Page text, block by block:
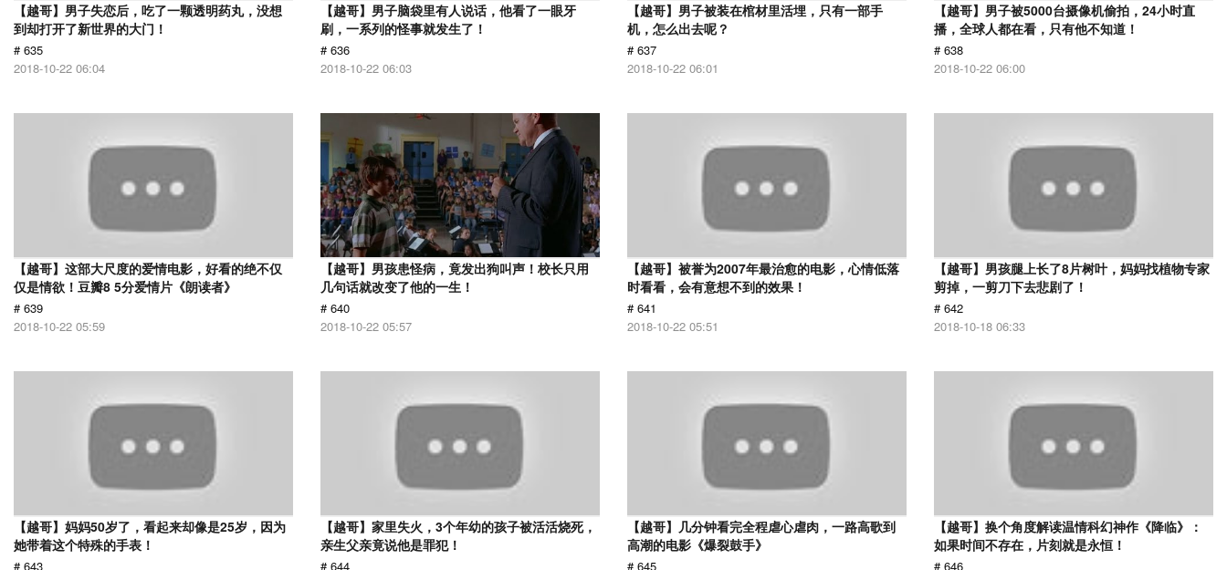
【越哥】男子失恋后，吃了一颗透明药丸，没想
到却打开了新世界的大门！
# 635
2018-10-22 06:04
【越哥】男子脑袋里有人说话，他看了一眼牙
刷，一系列的怪事就发生了！
# 636
2018-10-22 06:03
【越哥】男子被装在棺材里活埋，只有一部手
机，怎么出去呢？
# 637
2018-10-22 06:01
【越哥】男子被5000台摄像机偷拍，24小时直
播，全球人都在看，只有他不知道！
# 638
2018-10-22 06:00
【越哥】这部大尺度的爱情电影，好看的绝不仅
仅是情欲！豆瓣8 5分爱情片《朗读者》
# 639
2018-10-22 05:59
【越哥】男孩患怪病，竟发出狗叫声！校长只用
几句话就改变了他的一生！
# 640
2018-10-22 05:57
【越哥】被誉为2007年最治愈的电影，心情低落
时看看，会有意想不到的效果！
# 641
2018-10-22 05:51
【越哥】男孩腿上长了8片树叶，妈妈找植物专家
剪掉，一剪刀下去悲剧了！
# 642
2018-10-18 06:33
【越哥】妈妈50岁了，看起来却像是25岁，因为
她带着这个特殊的手表！
# 643
【越哥】家里失火，3个年幼的孩子被活活烧死，
亲生父亲竟说他是罪犯！
# 644
【越哥】几分钟看完全程虐心虐肉，一路高歌到
高潮的电影《爆裂鼓手》
# 645
【越哥】换个角度解读温情科幻神作《降临》：
如果时间不存在，片刻就是永恒！
# 646